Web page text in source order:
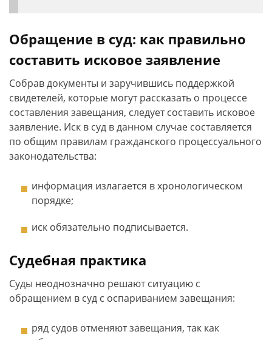
Обращение в суд: как правильно
составить исковое заявление
Собрав документы и заручившись поддержкой
свидетелей, которые могут рассказать о процессе
составления завещания, следует составить исковое
заявление. Иск в суд в данном случае составляется
по общим правилам гражданского процессуального
законодательства:
информация излагается в хронологическом
порядке;
иск обязательно подписывается.
Судебная практика
Суды неоднозначно решают ситуацию с
обращением в суд с оспариванием завещания:
ряд судов отменяют завещания, так как